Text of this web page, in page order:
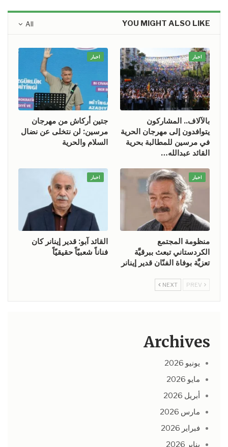
All YOU MIGHT ALSO LIKE
اخبار
بالآلاف.. المشاركون
يتوافدون إلى مهرجان الحرية
في مرسين للمطالبة بحرية
القائد عبدالله…
اخبار
جتين أركاش من مهرجان
مرسين: لن نتخلى عن نضال
السلام والحرية
اخبار
منظومة المجتمع
الكردستاني تبعث ببرقيَّة
تعزيَّة بوفاة الفنّان قدير إينانر
اخبار
القائد آبو: قدير إينانر كان
فناناً شعبيّاً حقيقيّاً
NEXT
Archives
يونيو 2026
مايو 2026
أبريل 2026
مارس 2026
فبراير 2026
يناير 2026